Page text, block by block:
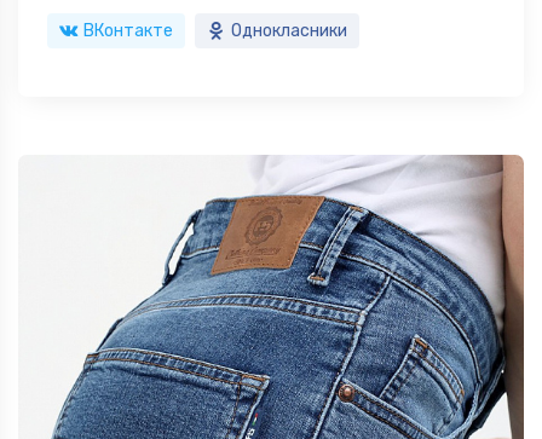
ВКонтакте Однокласники